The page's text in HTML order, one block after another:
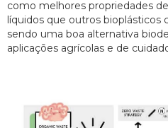
como melhores propriedades
líquidos que outros bioplásticos
sendo uma boa alternativa
aplicações agrícolas e de